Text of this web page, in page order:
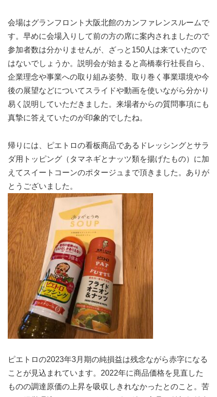
会場はグランフロント大阪北館のカンファレンスルームで
す。早めに会場入りして前の方の席に案内されましたので
参加者数は分かりませんが、ざっと150人は来ていたので
はないでしょうか。説明会が始まると高橋泰行社長自ら、
企業理念や事業への取り組み姿勢、取り巻く事業環境や今
後の展望などについてスライドや動画を使いながら分かり
易く説明していただきました。来場者からの質問事項にも
真摯に答えていたのが印象的でしたね。
帰りには、ピエトロの看板商品であるドレッシングとサラ
ダ用トッピング（タマネギとナッツ類を揚げたもの）に加
えてスイートコーンのポタージュまで頂きました。ありが
とうございました。
ピエトロの2023年3月期の純損益は残念ながら赤字になる
ことが見込まれています。2022年に商品価格を見直した
ものの調達原価の上昇を吸収しきれなかったとのこと。苦